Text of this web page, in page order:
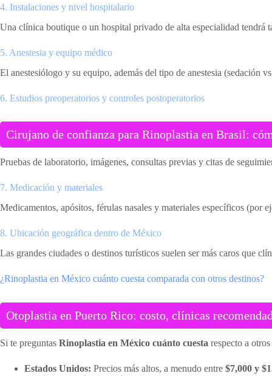
4. Instalaciones y nivel hospitalario
Una clínica boutique o un hospital privado de alta especialidad
5. Anestesia y equipo médico
El anestesiólogo y su equipo, además del tipo de anestesia (sedación
6. Estudios preoperatorios y controles postoperatorios
Cirujano de confianza para Rinoplastia en Brasil:
Pruebas de laboratorio, imágenes, consultas previas y citas de
7. Medicación y materiales
Medicamentos, apósitos, férulas nasales y materiales específicos
8. Ubicación geográfica dentro de México
Las grandes ciudades o destinos turísticos suelen ser más caros que
¿Rinoplastia en México cuánto cuesta comparada con otros destinos?
Otoplastia en Puerto Rico: costo, clínicas
Si te preguntas Rinoplastia en México cuánto cuesta respecto a
Estados Unidos: Precios más altos, a menudo entre $7,000 y